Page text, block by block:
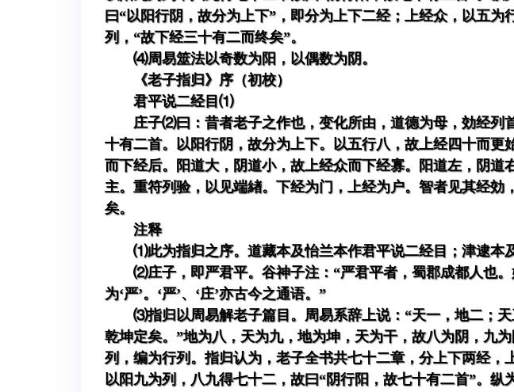
曰“以阳行阴，故分为上下”，即分为上下二经；上经众，以五
列，“故下经三十有二而终矣”。
⑷周易筮法以奇数为阳，以偶数为阴。
《老子指归》序（初校）
君平说二经目⑴
庄子⑵曰：昔者老子之作也，变化所由，道德为母，効经列
十有二首。以阳行阴，故分为上下。以五行八，故上经四十而
而下经后。阳道大，阴道小，故上经众而下经寡。阳道左，阴
主。重符列验，以见端緖。下经为门，上经为户。智者见其经
矣。
注释
⑴此为指归之序。道藏本及怡兰本作君平说二经目；津逮本
⑵庄子，即严君平。谷神子注：“严君平者，蜀郡成都人也
为‘严’。‘严’、‘庄’亦古今之通语。”
⑶指归以周易解老子篇目。周易系辞上说：“天一，地二；
乾坤定矣。”地为八，天为九，地为坤，天为干，故八为阴，九
列，编为行列。指归认为，老子全书共七十二章，分上下两经
以阳九为列，八九得七十二，故曰“阴行阳，故七十有二首”。